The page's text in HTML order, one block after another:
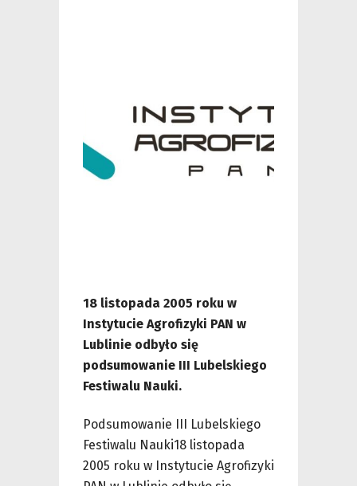
18 listopada 2005 roku w
Instytucie Agrofizyki PAN w
Lublinie odbyło się
podsumowanie III Lubelskiego
Festiwalu Nauki.
Podsumowanie III Lubelskiego
Festiwalu Nauki18 listopada
2005 roku w Instytucie Agrofizyki